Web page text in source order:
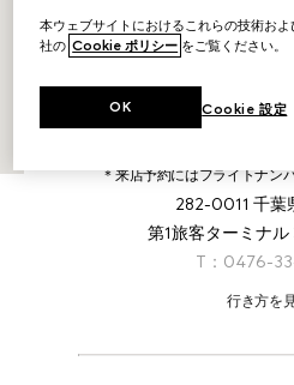
＊来店予約にはフライトナン
282-0011 千葉
第1旅客ターミナ
T：0476-
行き方を
本ウェブサイトにおけるこれらの技術お
社の Cookie ポリシー をご覧ください。
Cookie 設定
OK